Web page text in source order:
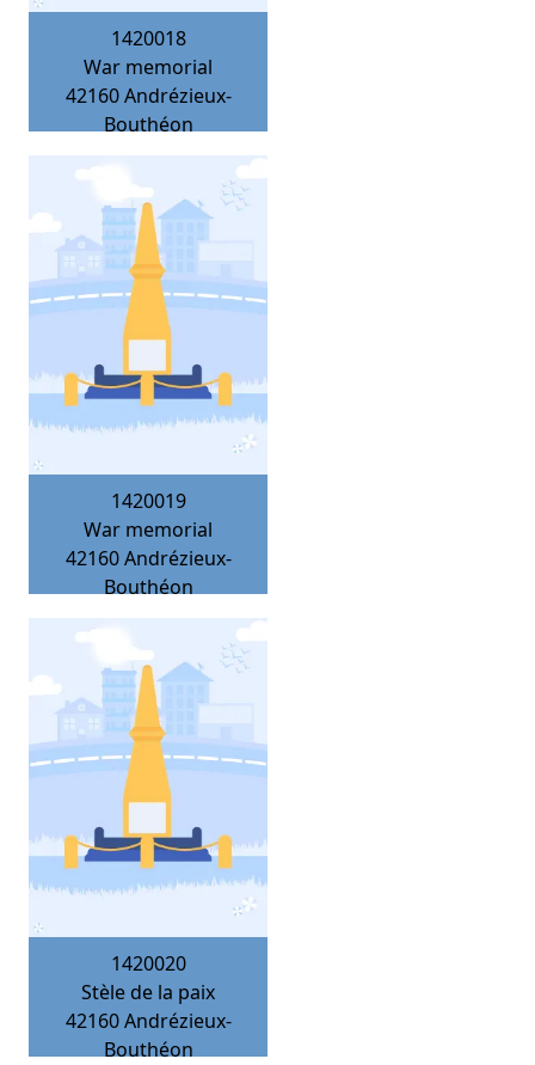
1420018
War memorial
42160 Andrézieux-
Bouthéon
1420019
War memorial
42160 Andrézieux-
Bouthéon
1420020
Stèle de la paix
42160 Andrézieux-
Bouthéon